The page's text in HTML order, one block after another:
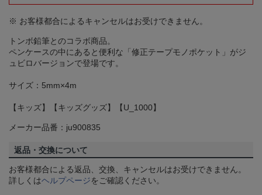
※ お客様都合によるキャンセルはお受けできません。
トンボ鉛筆とのコラボ商品。
ペンケースの中にあると便利な「修正テープモノポケット」がジ
ュビロバージョンで登場です。
サイズ：5mm×4m
【キッズ】【キッズグッズ】【U_1000】
メーカー品番：ju900835
返品・交換について
お客様都合による返品、交換、キャンセルはお受けできません。
詳しくはヘルプページをご確認ください。